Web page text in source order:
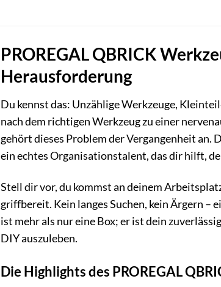
PROREGAL QBRICK
Herausforderung
Du kennst das: Unzählige Werkzeuge,
nach dem richtigen Werkzeug zu einer
gehört dieses Problem der Vergangenheit
ein echtes Organisationstalent, das dir hilft,
Stell dir vor, du kommst an deinem
griffbereit. Kein langes Suchen, kein Ärgern –
ist mehr als nur eine Box; er ist dein
DIY auszuleben.
Die Highlights des PROREGAL